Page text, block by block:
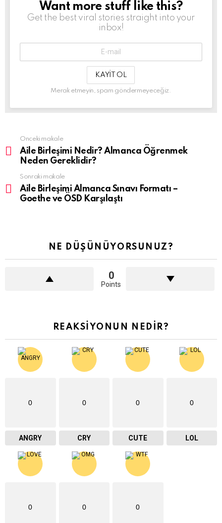
NEWSLETTER
Want more stuff like this?
Get the best viral stories straight into your
inbox!
Adresin:
Merak etmeyin, spam göndermeyeceğiz.
more
Önceki makale
Aile Birleşimi Nedir? Almanca Öğrenmek
Neden Gereklidir?
Sonraki makale
Aile Birleşimi Almanca Sınavı Formatı –
Goethe ve ÖSD Karşılaştı
NE DÜŞÜNÜYORSUNUZ?
0
Points
REAKSIYONUN NEDIR?
0
ANGRY
0
CRY
0
CUTE
0
LOL
0 0 0